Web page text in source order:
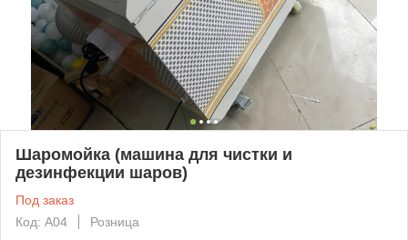
Шаромойка (машина для чистки и
дезинфекции шаров)
Под заказ
Код: А04
Розница